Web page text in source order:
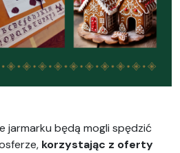
jarmarku będą mogli spędzić
korzystając z oferty